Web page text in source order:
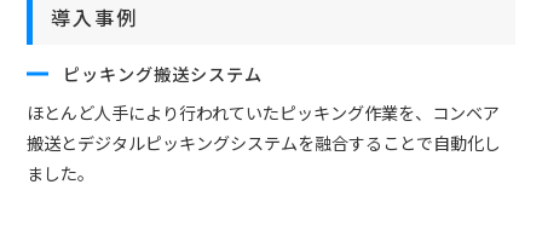
導入事例
ピッキング搬送システム
ほとんど人手により行われていたピッキング作業を、コンベア
搬送とデジタルピッキングシステムを融合することで自動化し
ました。